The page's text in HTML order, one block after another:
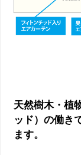
天然樹木・植
ッド）の働き
ます。